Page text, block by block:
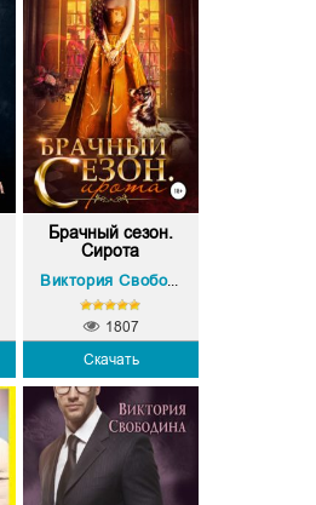
Брачный сезон.
Сирота
Виктория Свободина
Скачать
1807